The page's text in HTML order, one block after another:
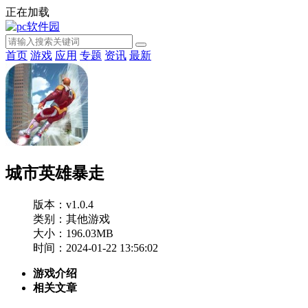
正在加载
首页 游戏 应用 专题 资讯 最新
城市英雄暴走
版本：v1.0.4
类别：其他游戏
大小：196.03MB
时间：2024-01-22 13:56:02
游戏介绍
相关文章